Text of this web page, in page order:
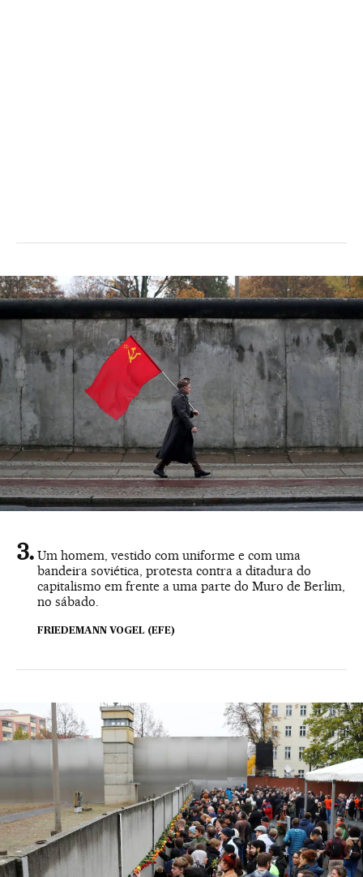
Um homem, vestido com uniforme e com uma
bandeira soviética, protesta contra a ditadura do
capitalismo em frente a uma parte do Muro de Berlim,
no sábado.
FRIEDEMANN VOGEL (EFE)